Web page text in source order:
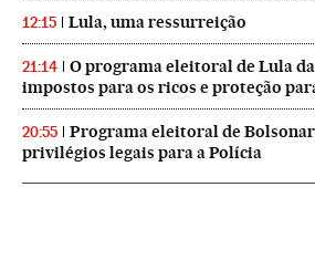
12:15 Lula, uma ressurreição
21:14
O programa eleitoral de Lula
impostos para os ricos e proteção
20:55
Programa eleitoral de
privilégios legais para a Polícia